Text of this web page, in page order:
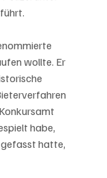
wollte. Er
habe,
gefasst hatte,